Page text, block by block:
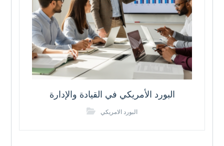
البورد الأمريكي في القيادة والإدارة
البورد الامريكي